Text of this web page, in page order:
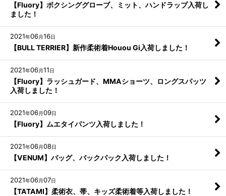
【Fluory】ボクシンググローブ、ミット、ハンドラップ入荷し
ました！
2021年06月16日
【BULL TERRIER】新作柔術着Houou Gi入荷しました！
2021年06月11日
【Fluory】ラッシュガード、MMAショーツ、ロングスパッツ
入荷しました！
2021年06月09日
【Fluory】ムエタイパンツ入荷しました！
2021年06月08日
【VENUM】バッグ、バックパック入荷しました！
2021年06月07日
【TATAMI】柔術衣、帯、キッズ柔術着等入荷しました！